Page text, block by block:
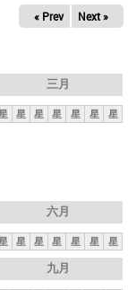
« Prev Next »
三月
星 星 星 星 星 星
六月
星 星 星 星 星 星
九月